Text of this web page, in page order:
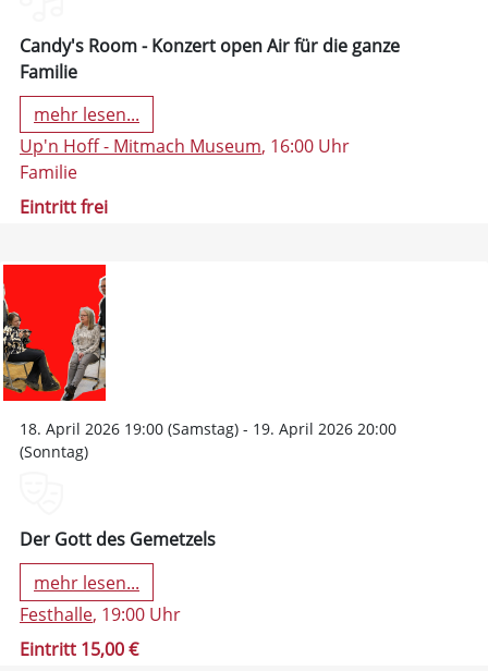
Candy's Room - Konzert open Air für die ganze
Familie
mehr lesen...
Up'n Hoff - Mitmach Museum, 16:00 Uhr
Familie
Eintritt frei
18. April 2026 19:00 (Samstag) - 19. April 2026 20:00
(Sonntag)
Der Gott des Gemetzels
mehr lesen...
Festhalle, 19:00 Uhr
Eintritt 15,00 €